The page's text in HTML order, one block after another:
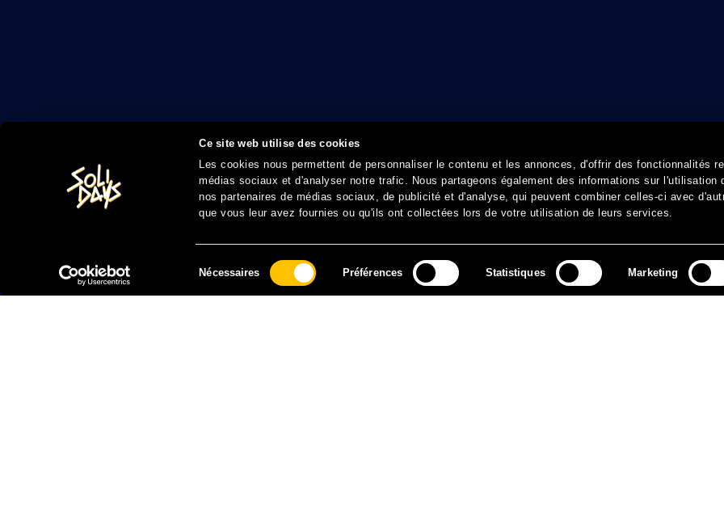
Ce site web utilise des cookies
Les cookies nous permettent de personnaliser le contenu et les annonces, d'offrir des fonctionnalités
médias sociaux et d'analyser notre trafic. Nous partageons également des informations sur l'utilisation
nos partenaires de médias sociaux, de publicité et d'analyse, qui peuvent combiner celles-ci avec
que vous leur avez fournies ou qu'ils ont collectées lors de votre utilisation de leurs services.
Nécessaires Préférences Statistiques Marketing